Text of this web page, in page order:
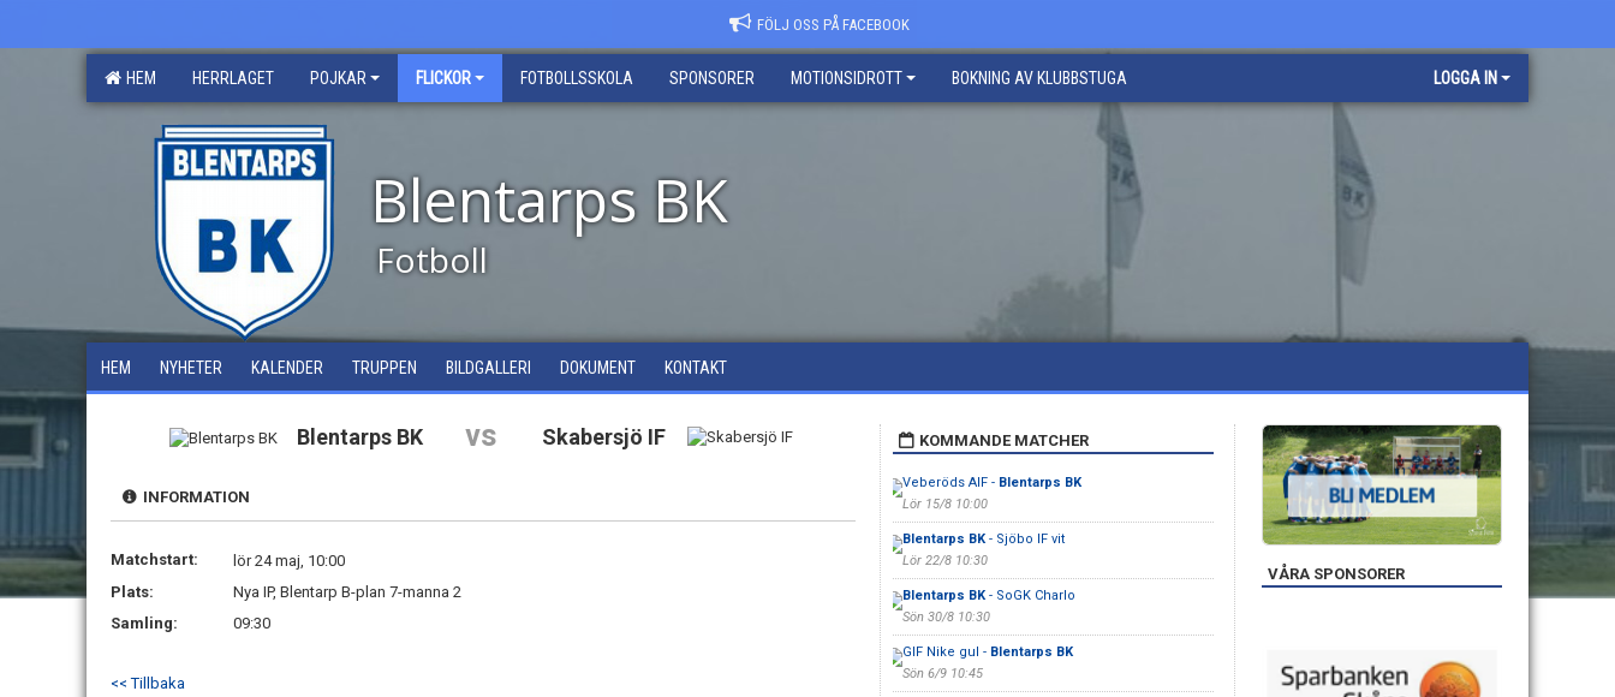
FÖLJ OSS PÅ FACEBOOK
HEM HERRLAGET POJKAR FLICKOR FOTBOLLSSKOLA SPONSORER MOTIONSIDROTT BOKNING AV KLUBBSTUGA LOGGA IN
Blentarps BK
Fotboll
HEM NYHETER KALENDER TRUPPEN BILDGALLERI DOKUMENT KONTAKT
Blentarps BK vs Skabersjö IF
INFORMATION
Matchstart:
lör 24 maj, 10:00
Plats:
Nya IP, Blentarp B-plan 7-manna 2
Samling:
09:30
<< Tillbaka
KOMMANDE MATCHER
Veberöds AIF - Blentarps BK
Lör 15/8 10:00
Blentarps BK- Sjöbo IF vit
Lör 22/8 10:30
Blentarps BK- SoGK Charlo
Sön 30/8 10:30
GIF Nike gul - Blentarps BK
Sön 6/9 10:45
VÅRA SPONSORER